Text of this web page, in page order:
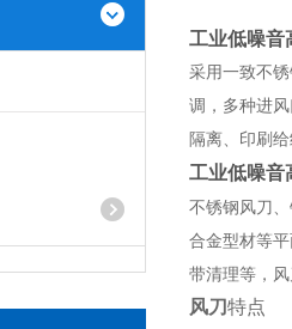
工业低噪音
采用一致不
调，多种进
隔离、印刷
工业低噪音
不锈钢风刀
合金型材等
带清理等，
风刀特点